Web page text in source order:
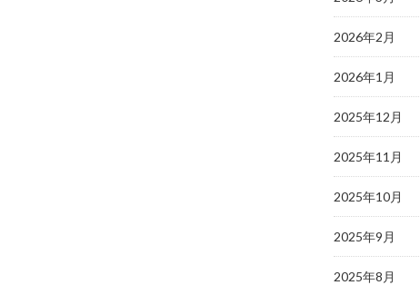
2026年2月
2026年1月
2025年12月
2025年11月
2025年10月
2025年9月
2025年8月